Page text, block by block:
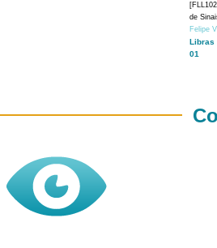
de
Felipe
Libras
01